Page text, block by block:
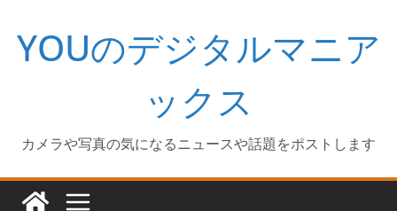
キ
YOUのデジタルマニア
ックス
カメラや写真の気になるニュースや話題をポストします